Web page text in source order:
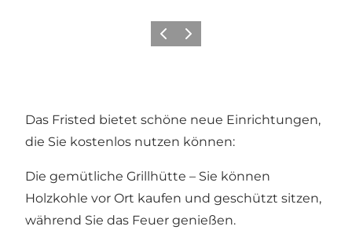
ZurückWeiter
Das Fristed bietet schöne neue Einrichtungen,
die Sie kostenlos nutzen können:
Die gemütliche Grillhütte – Sie können
Holzkohle vor Ort kaufen und geschützt sitzen,
während Sie das Feuer genießen.